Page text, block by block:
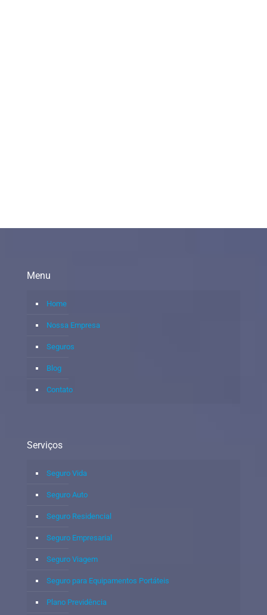
Menu
Home
Nossa Empresa
Seguros
Blog
Contato
Serviços
Seguro Vida
Seguro Auto
Seguro Residencial
Seguro Empresarial
Seguro Viagem
Seguro para Equipamentos Portáteis
Plano Previdência